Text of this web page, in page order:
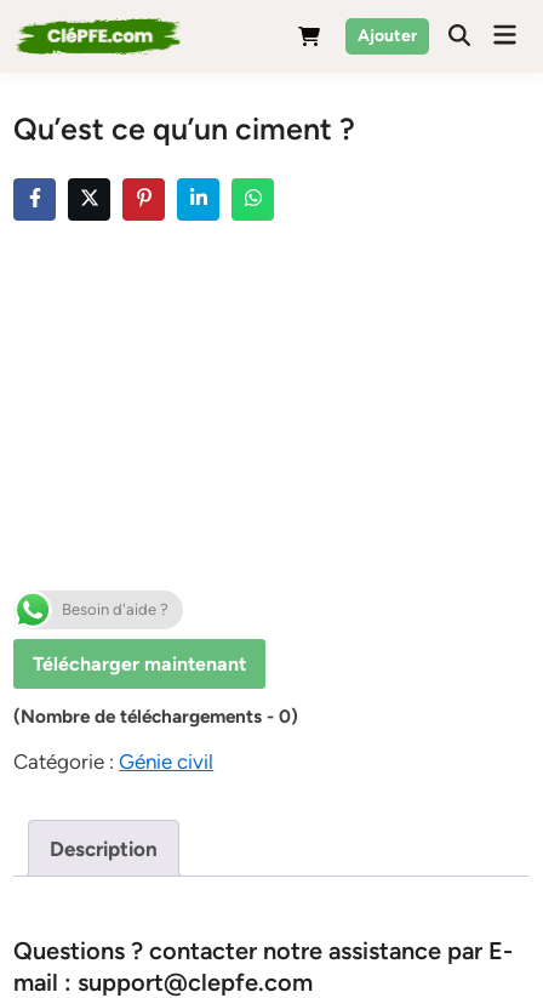
to
Ajouter
Qu’est ce qu’un ciment ?
Besoin d'aide ?
Télécharger maintenant
(Nombre de téléchargements - 0)
Catégorie :Génie civil
Description
Questions ? contacter notre assistance par E-
mail : support@clepfe.com